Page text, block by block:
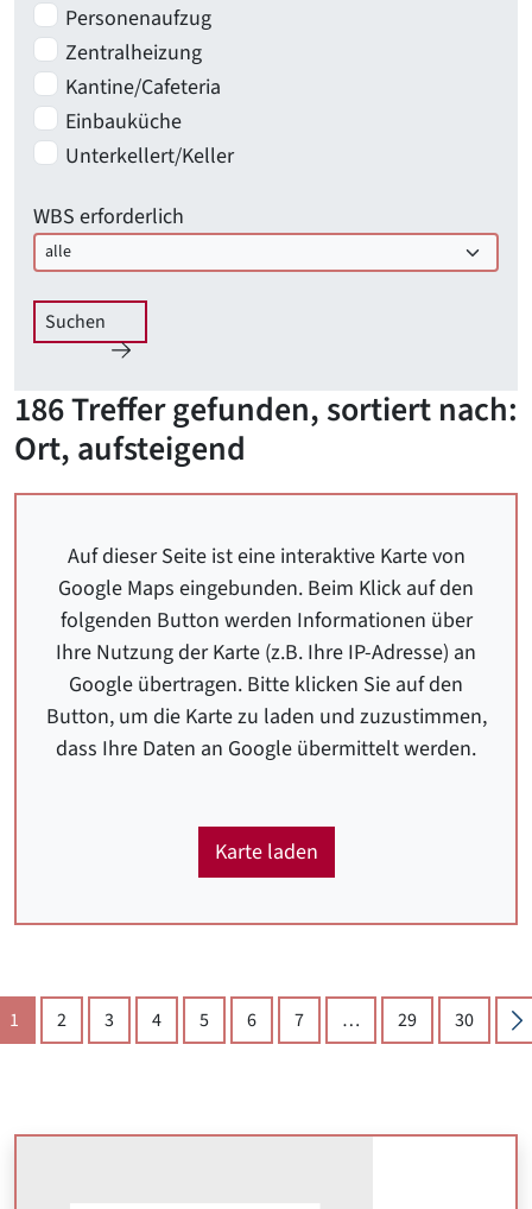
Personenaufzug
Zentralheizung
Kantine/Cafeteria
Einbauküche
Unterkellert/Keller
WBS erforderlich
Suchen
186 Treffer gefunden, sortiert nach:
Ort, aufsteigend
Auf dieser Seite ist eine interaktive Karte von
Google Maps eingebunden. Beim Klick auf den
folgenden Button werden Informationen über
Ihre Nutzung der Karte (z.B. Ihre IP-Adresse) an
Google übertragen. Bitte klicken Sie auf den
Button, um die Karte zu laden und zuzustimmen,
dass Ihre Daten an Google übermittelt werden.
Karte laden
1(aktuelle Seite)
2 3 4 5 6 7 … 29 30